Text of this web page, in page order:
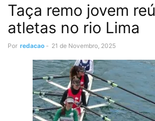
Taça remo jovem
atletas no rio Lima
Por redacao - 21 de Novembro, 2025